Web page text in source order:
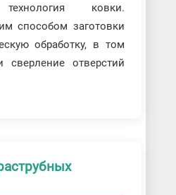
технология ковки.
способом заготовки
обработку, в том
сверление отверстий